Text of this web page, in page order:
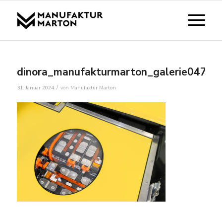
dinora_manufakturmarton_galerie04771
31. Januar 2024 / von Manufaktur Marton